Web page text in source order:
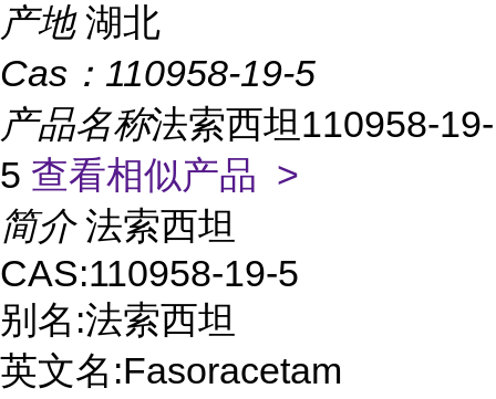
产地 湖北
Cas： 110958-19-5
产品名称法索西坦110958-19-
5 查看相似产品 >
简介 法索西坦
CAS:110958-19-5
别名:法索西坦
英文名:Fasoracetam